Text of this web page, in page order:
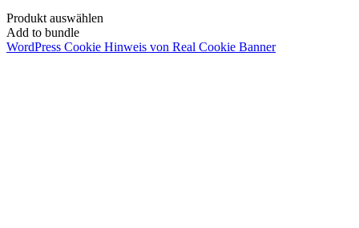
Produkt auswählen
Add to bundle
WordPress Cookie Hinweis von Real Cookie Banner